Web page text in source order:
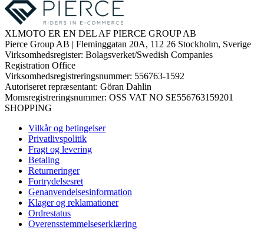
XLMOTO ER EN DEL AF PIERCE GROUP AB
Pierce Group AB | Fleminggatan 20A, 112 26 Stockholm, Sverige
Virksomhedsregister: Bolagsverket/Swedish Companies
Registration Office
Virksomhedsregistreringsnummer: 556763-1592
Autoriseret repræsentant: Göran Dahlin
Momsregistreringsnummer: OSS VAT NO SE556763159201
SHOPPING
Vilkår og betingelser
Privatlivspolitik
Fragt og levering
Betaling
Returneringer
Fortrydelsesret
Genanvendelsesinformation
Klager og reklamationer
Ordrestatus
Overensstemmelseserklæring